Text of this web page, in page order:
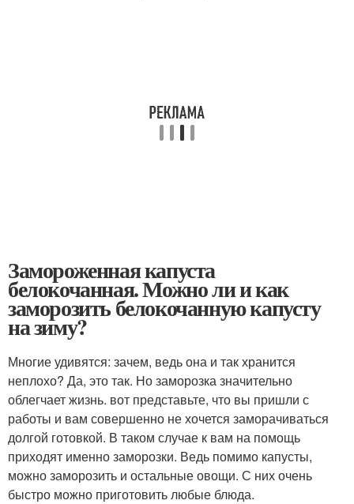
Замороженная капуста
белокочанная. Можно ли и как
заморозить белокочанную капусту
на зиму?
Многие удивятся: зачем, ведь она и так хранится
неплохо? Да, это так. Но заморозка значительно
облегчает жизнь. вот представьте, что вы пришли с
работы и вам совершенно не хочется заморачиваться
долгой готовкой. В таком случае к вам на помощь
приходят именно заморозки. Ведь помимо капусты,
можно заморозить и остальные овощи. С них очень
быстро можно приготовить любые блюда.